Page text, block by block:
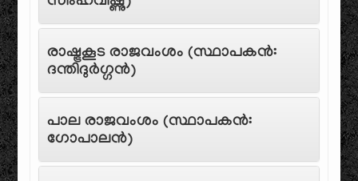
രാഷ്ട്രകൂട രാജവംശം (സ്ഥാപകൻ:
ദന്തിദുർഗ്ഗൻ)
പാല രാജവംശം (സ്ഥാപകൻ:
ഗോപാലൻ)